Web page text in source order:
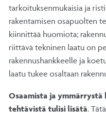
tarkoituksenmukaisia ja
rakentamisen osapuolten
kiinnittää huomiota;
riittävä tekninen laatu on
rakennushankkeelle ja
laatu tukee osaltaan
Osaamista ja ymmärrystä
tehtävistä tulisi lisätä.